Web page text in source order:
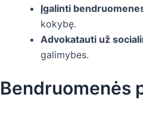
Įgalinti
kokybę.
Advokatauti už
galimybes.
Bendruomenės